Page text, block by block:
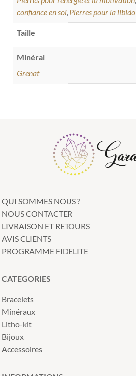
confiance en soi, Pierres pour la libido
Taille
Minéral
Grenat
QUI SOMMES NOUS ?
NOUS CONTACTER
LIVRAISON ET RETOURS
AVIS CLIENTS
PROGRAMME FIDELITE
CATEGORIES
Bracelets
Minéraux
Litho-kit
Bijoux
Accessoires